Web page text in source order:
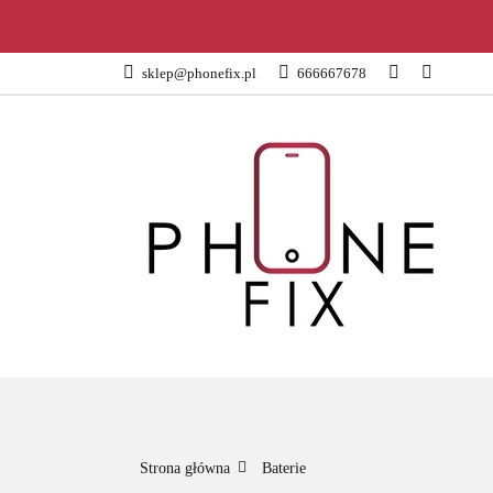
sklep@phonefix.pl 666667678
AKCESORIA
Strona główna Baterie